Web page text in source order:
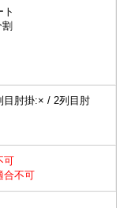
ト
目肘掛:× / 2列目肘
可
合不可